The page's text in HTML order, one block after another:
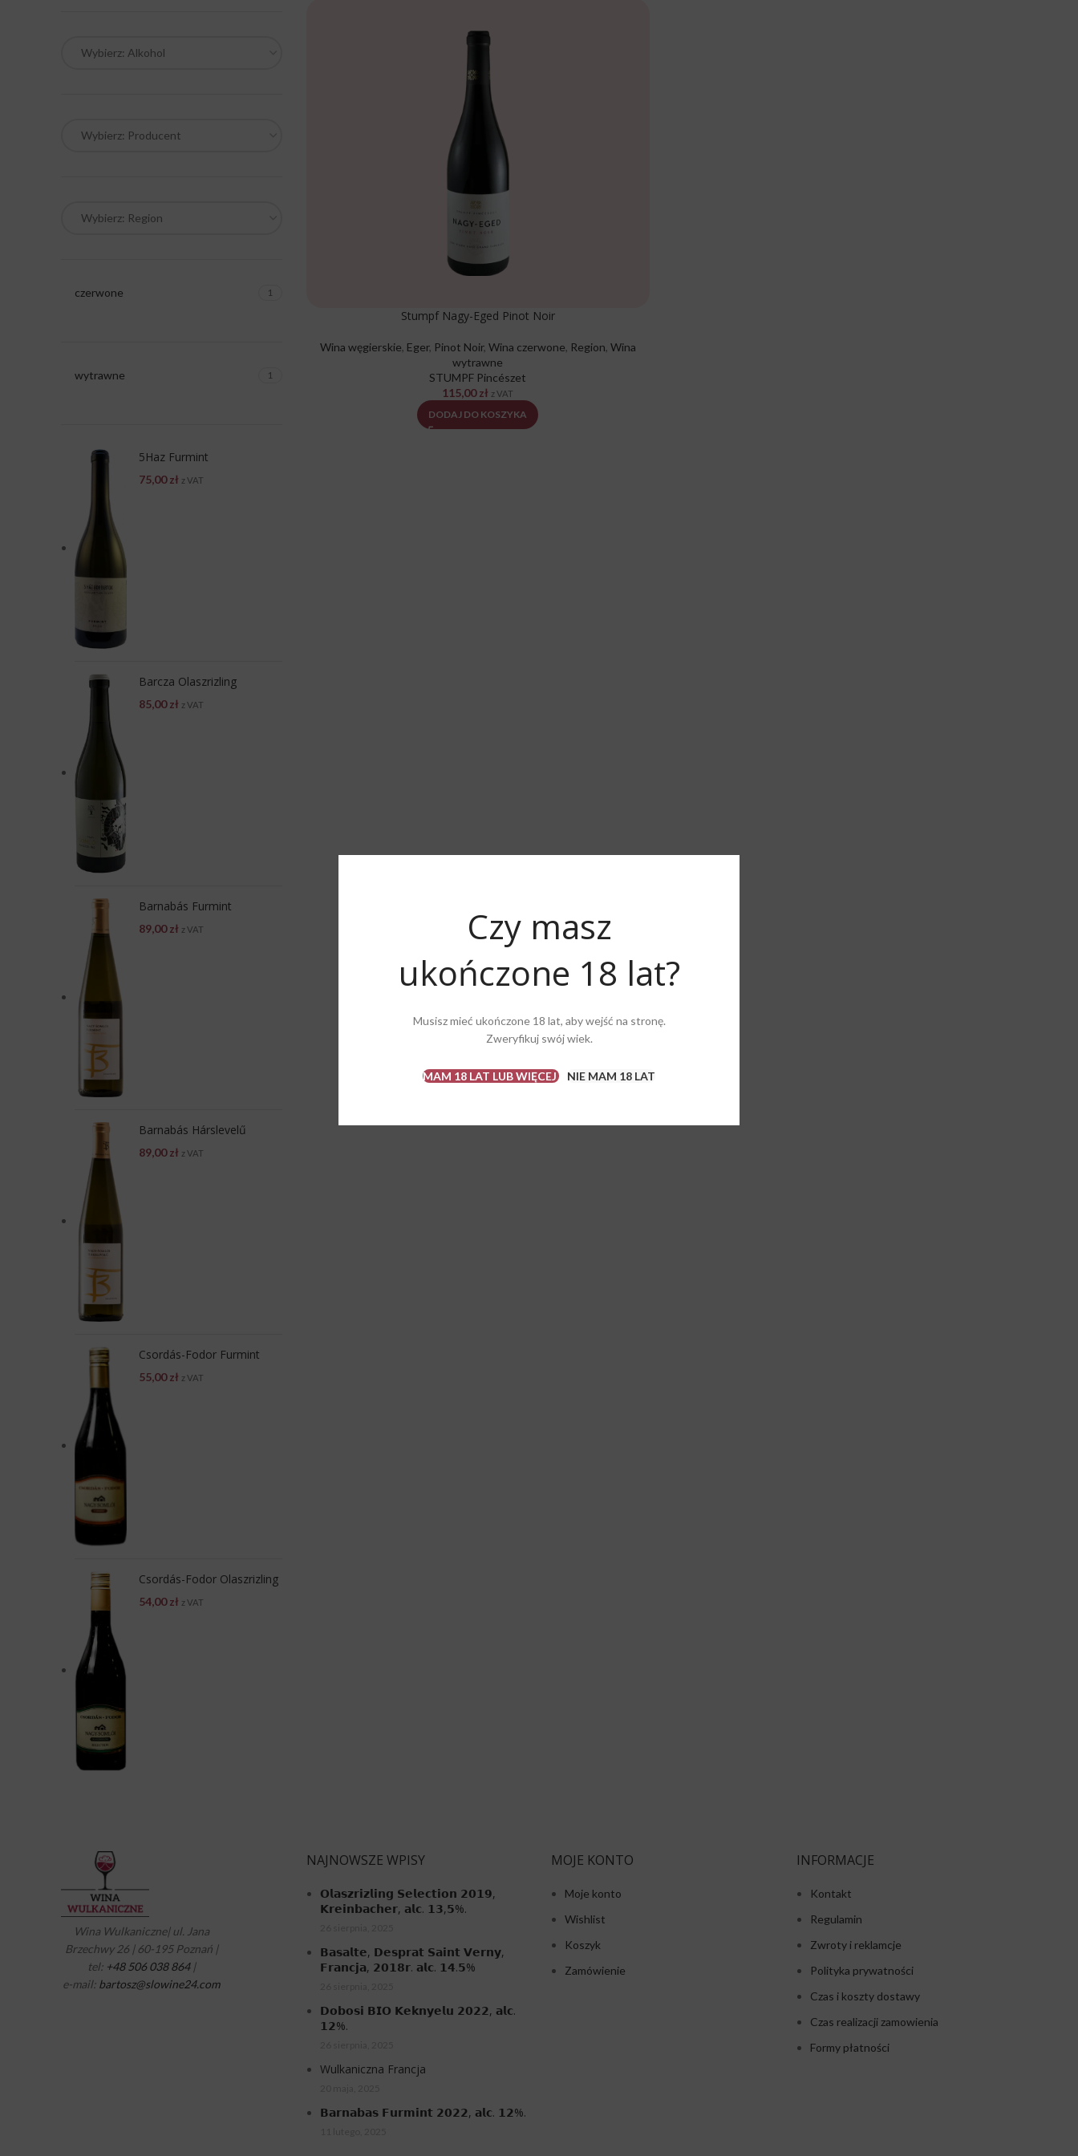
Czy masz
ukończone 18 lat?
Musisz mieć ukończone 18 lat, aby wejść na stronę.
Zweryfikuj swój wiek.
MAM 18 LAT LUB WIĘCEJ NIE MAM 18 LAT
Wybierz: Alkohol
Wybierz: Producent
Wybierz: Region
czerwone 1
wytrawne 1
5Haz Furmint
75,00zł z VAT
Barcza Olaszrizling
85,00zł z VAT
Barnabás Furmint
89,00zł z VAT
Barnabás Hárslevelű
89,00zł z VAT
Csordás-Fodor Furmint
55,00zł z VAT
Csordás-Fodor Olaszrizling
54,00zł z VAT
Stumpf Nagy-Eged Pinot Noir
Wina węgierskie, Eger, Pinot Noir, Wina czerwone, Region, Wina
wytrawne
STUMPF Pincészet
115,00zł z VAT
DODAJ DO KOSZYKA
Wina Wulkaniczne| ul. Jana
Brzechwy 26 | 60-195 Poznań |
tel: +48 506 038 864|
e-mail: bartosz@slowine24.com
NAJNOWSZE WPISY
𝗢𝗹𝗮𝘀𝘇𝗿𝗶𝘇𝗹𝗶𝗻𝗴 𝗦𝗲𝗹𝗲𝗰𝘁𝗶𝗼𝗻 𝟮𝟬𝟭𝟵,
𝗞𝗿𝗲𝗶𝗻𝗯𝗮𝗰𝗵𝗲𝗿, 𝗮𝗹𝗰. 𝟭𝟯,𝟱%.
𝗕𝗮𝘀𝗮𝗹𝘁𝗲, 𝗗𝗲𝘀𝗽𝗿𝗮𝘁 𝗦𝗮𝗶𝗻𝘁 𝗩𝗲𝗿𝗻𝘆,
𝗙𝗿𝗮𝗻𝗰𝗷𝗮, 𝟮𝟬𝟭𝟴𝗿. 𝗮𝗹𝗰. 𝟭𝟰.𝟱%
𝗗𝗼𝗯𝗼𝘀𝗶 𝗕𝗜𝗢 𝗞𝗲𝗸𝗻𝘆𝗲𝗹𝘂 𝟮𝟬𝟮𝟮, 𝗮𝗹𝗰.
𝟭𝟮%.
Wulkaniczna Francja
𝗕𝗮𝗿𝗻𝗮𝗯𝗮𝘀 𝗙𝘂𝗿𝗺𝗶𝗻𝘁 𝟮𝟬𝟮𝟮, 𝗮𝗹𝗰. 𝟭𝟮%.
MOJE KONTO
Moje konto
Wishlist
Koszyk
Zamówienie
INFORMACJE
Kontakt
Regulamin
Zwroty i reklamcje
Polityka prywatności
Czas i koszty dostawy
Czas realizacji zamowienia
Formy płatności